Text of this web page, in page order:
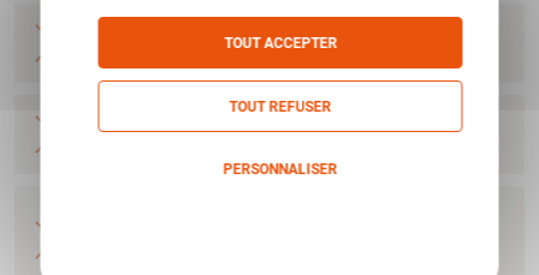
BASE MICRO DRILLING AVEC CLEF ET VIS POUR
BASE MICRO BLASER R93 ET AUTRES - AVEC
TOUT ACCEPTER
TOUT REFUSER
PERSONNALISER